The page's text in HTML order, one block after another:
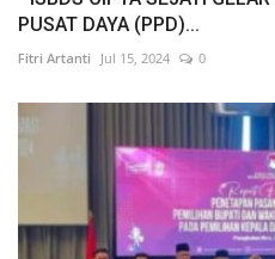
PUSAT DAYA (PPD)...
Fitri Artanti Jul 15, 2024 0